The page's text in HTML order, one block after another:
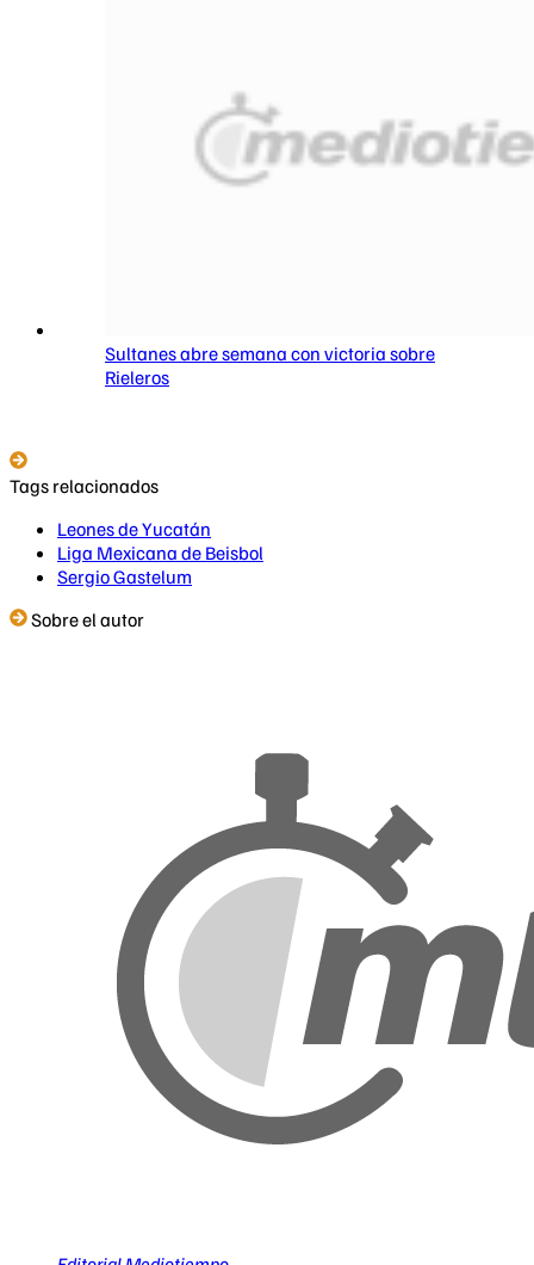
Sultanes abre semana con victoria sobre
Rieleros
Tags relacionados
Leones de Yucatán
Liga Mexicana de Beisbol
Sergio Gastelum
Sobre el autor